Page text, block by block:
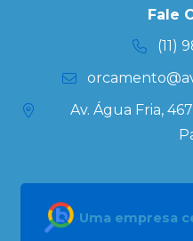
Fale
(11)
Av. Água Fria,
Uma empresa